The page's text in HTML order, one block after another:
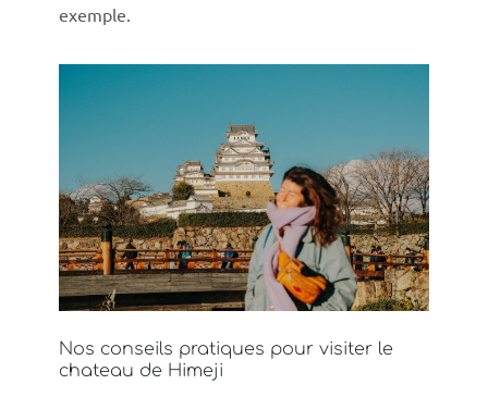
exemple.
Nos conseils pratiques pour visiter le
chateau de Himeji